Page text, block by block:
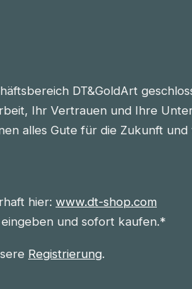
DT&GoldArt
Ihr Vertrauen und Ihre
alles Gute für die Zukunft und
hier: www.dt-shop.com
und sofort kaufen.*
Registrierung.